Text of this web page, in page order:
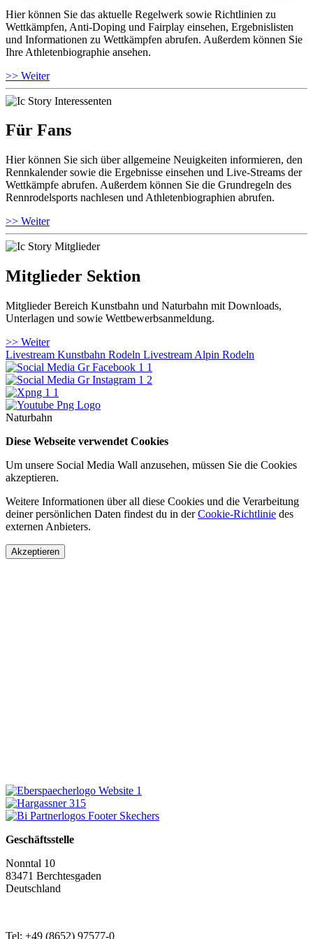
Hier können Sie das aktuelle Regelwerk sowie Richtlinien zu
Wettkämpfen, Anti-Doping und Fairplay einsehen, Ergebnislisten
und Informationen zu Wettkämpfen abrufen. Außerdem können Sie
Ihre Athletenbiographie ansehen.
>> Weiter
Für Fans
Hier können Sie sich über allgemeine Neuigkeiten informieren, den
Rennkalender sowie die Ergebnisse einsehen und Live-Streams der
Wettkämpfe abrufen. Außerdem können Sie die Grundregeln des
Rennrodelsports nachlesen und Athletenbiographien abrufen.
>> Weiter
Mitglieder Sektion
Mitglieder Bereich Kunstbahn und Naturbahn mit Downloads,
Unterlagen und sowie Wettbewerbsanmeldung.
>> Weiter
Livestream Kunstbahn Rodeln Livestream Alpin Rodeln
Naturbahn
Diese Webseite verwendet Cookies
Um unsere Social Media Wall anzusehen, müssen Sie die Cookies
akzeptieren.
Weitere Informationen über all diese Cookies und die Verarbeitung
deiner persönlichen Daten findest du in derCookie-Richtlinie des
externen Anbieters.
Akzeptieren
Geschäftsstelle
Nonntal 10
83471 Berchtesgaden
Deutschland
Tel: +49 (8652) 97577-0